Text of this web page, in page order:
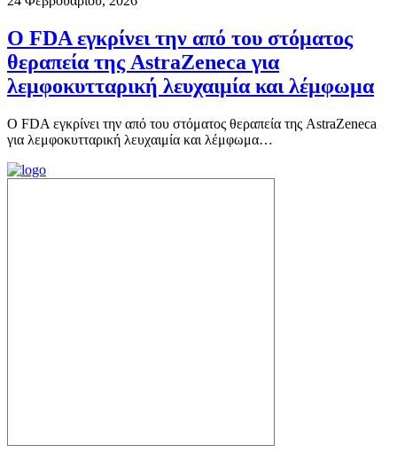
Ο FDA εγκρίνει την από του στόματος
θεραπεία της AstraZeneca για
λεμφοκυτταρική λευχαιμία και λέμφωμα
Ο FDA εγκρίνει την από του στόματος θεραπεία της AstraZeneca
για λεμφοκυτταρική λευχαιμία και λέμφωμα…